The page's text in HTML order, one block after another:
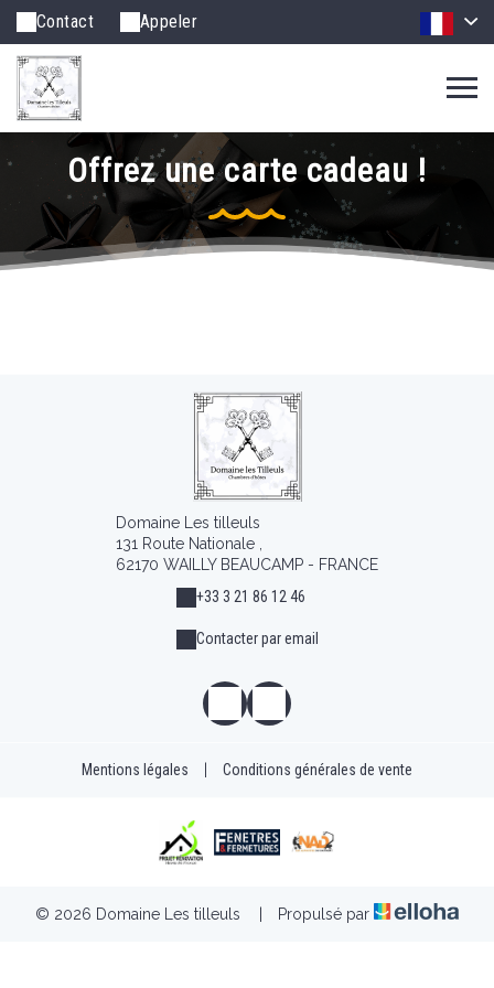
Contact Appeler
Offrez une carte cadeau !
Domaine Les tilleuls
131 Route Nationale ,
62170 WAILLY BEAUCAMP - FRANCE
+33 3 21 86 12 46
Contacter par email
Mentions légales Conditions générales de vente
© 2026 Domaine Les tilleuls Propulsé par